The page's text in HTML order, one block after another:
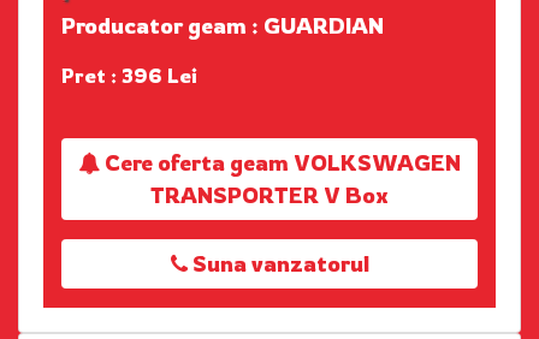
Producator geam : GUARDIAN
Pret : 396 Lei
Cere oferta geam VOLKSWAGEN
TRANSPORTER V Box
Suna vanzatorul